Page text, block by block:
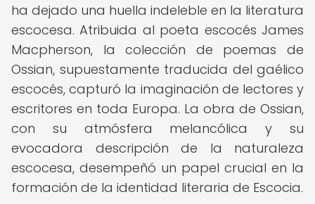
ha dejado una huella indeleble en la literatura
escocesa. Atribuida al poeta escocés James
Macpherson, la colección de poemas de
Ossian, supuestamente traducida del gaélico
escocés, capturó la imaginación de lectores y
escritores en toda Europa. La obra de Ossian,
con su atmósfera melancólica y su
evocadora descripción de la naturaleza
escocesa, desempeñó un papel crucial en la
formación de la identidad literaria de Escocia.